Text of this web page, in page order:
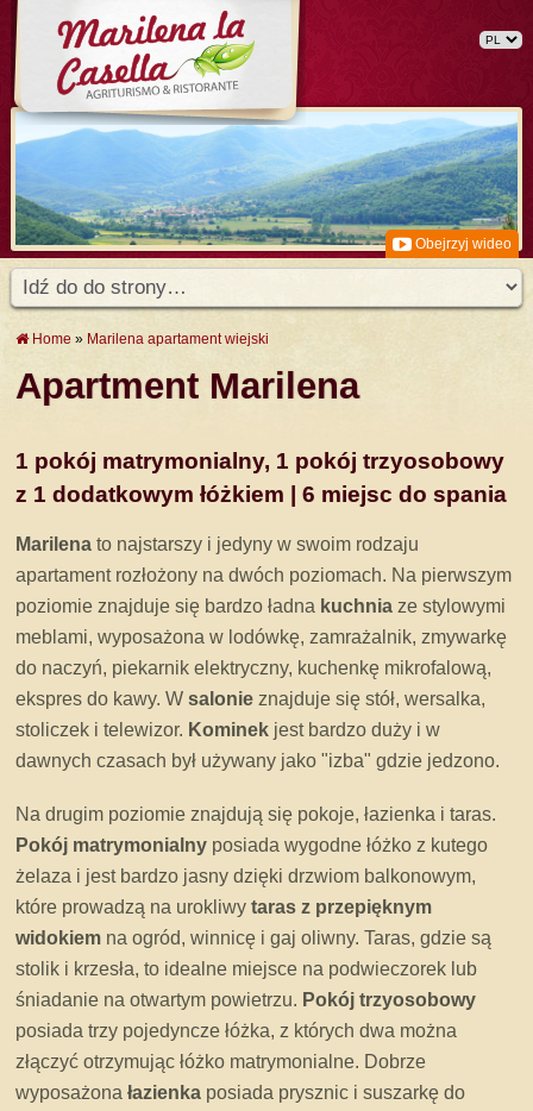
Obejrzyj wideo
Home » Marilena apartament wiejski
Apartment Marilena
1 pokój matrymonialny, 1 pokój trzyosobowy
z 1 dodatkowym łóżkiem | 6 miejsc do spania
Marilena to najstarszy i jedyny w swoim rodzaju
apartament rozłożony na dwóch poziomach. Na pierwszym
poziomie znajduje się bardzo ładna kuchnia ze stylowymi
meblami, wyposażona w lodówkę, zamrażalnik, zmywarkę
do naczyń, piekarnik elektryczny, kuchenkę mikrofalową,
ekspres do kawy. Wsalonie znajduje się stół, wersalka,
stoliczek i telewizor. Kominek jest bardzo duży i w
dawnych czasach był używany jako "izba" gdzie jedzono.
Na drugim poziomie znajdują się pokoje, łazienka i taras.
Pokój matrymonialny posiada wygodne łóżko z kutego
żelaza i jest bardzo jasny dzięki drzwiom balkonowym,
które prowadzą na urokliwytaras z przepięknym
widokiem na ogród, winnicę i gaj oliwny. Taras, gdzie są
stolik i krzesła, to idealne miejsce na podwieczorek lub
śniadanie na otwartym powietrzu. Pokój trzyosobowy
posiada trzy pojedyncze łóżka, z których dwa można
złączyć otrzymując łóżko matrymonialne. Dobrze
wyposażonałazienka posiada prysznic i suszarkę do